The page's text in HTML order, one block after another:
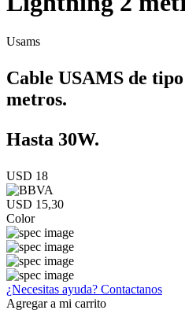
Usams
Cable USAMS de
metros.
Hasta 30W.
USD 18
USD 15,30
Color
¿Necesitas ayuda? Contactanos
Agregar a mi carrito